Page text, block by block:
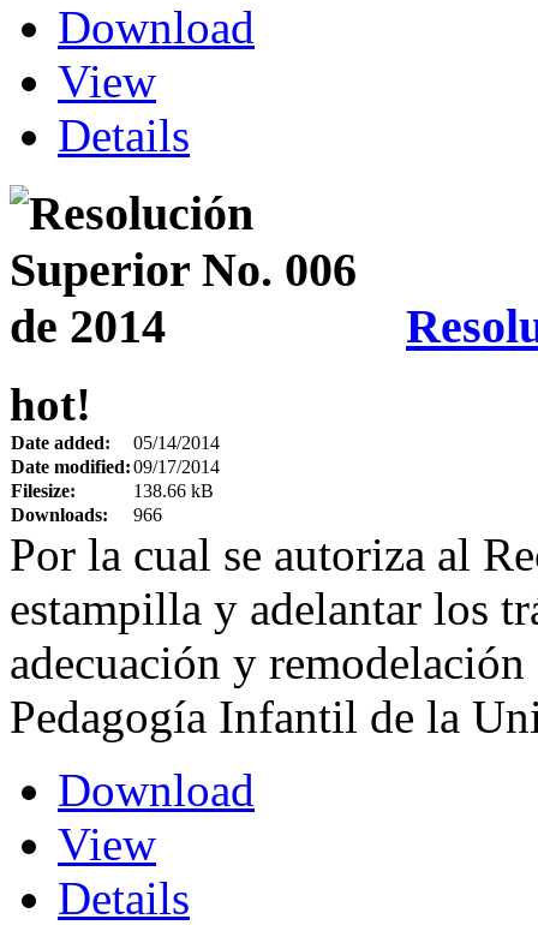
Download
View
Details
hot!
Date added:
05/14/2014
Date modified:09/17/2014
Filesize:
138.66 kB
Downloads:
966
Por la cual se autoriza al
estampilla y adelantar los
adecuación y
Pedagogía Infantil de la
Download
View
Details